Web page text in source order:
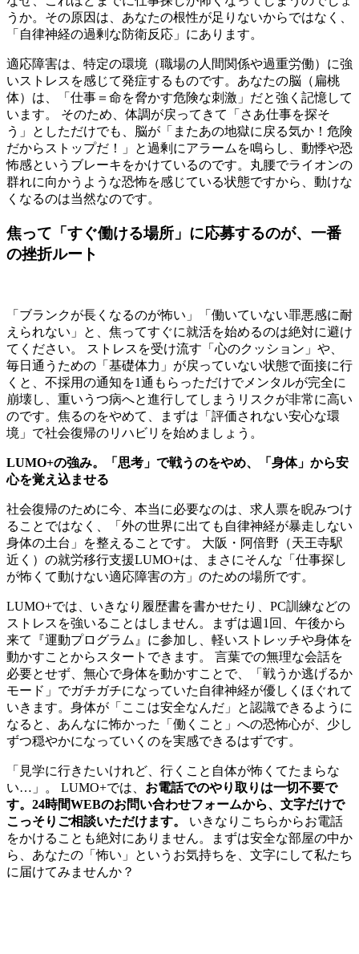
うか。その原因は、あなたの根性が足りないからではなく、
「自律神経の過剰な防衛反応」にあります。
適応障害は、特定の環境（職場の人間関係や過重労働）に強
いストレスを感じて発症するものです。あなたの脳（扁桃
体）は、「仕事＝命を脅かす危険な刺激」だと強く記憶して
います。 そのため、体調が戻ってきて「さあ仕事を探そ
う」としただけでも、脳が「またあの地獄に戻る気か！危険
だからストップだ！」と過剰にアラームを鳴らし、動悸や恐
怖感というブレーキをかけているのです。丸腰でライオンの
群れに向かうような恐怖を感じている状態ですから、動けな
くなるのは当然なのです。
焦って「すぐ働ける場所」に応募するのが、一番
の挫折ルート
「ブランクが長くなるのが怖い」「働いていない罪悪感に耐
えられない」と、焦ってすぐに就活を始めるのは絶対に避け
てください。 ストレスを受け流す「心のクッション」や、
毎日通うための「基礎体力」が戻っていない状態で面接に行
くと、不採用の通知を1通もらっただけでメンタルが完全に
崩壊し、重いうつ病へと進行してしまうリスクが非常に高い
のです。焦るのをやめて、まずは「評価されない安心な環
境」で社会復帰のリハビリを始めましょう。
LUMO+の強み。「思考」で戦うのをやめ、「身体」から安
心を覚え込ませる
社会復帰のために今、本当に必要なのは、求人票を睨みつけ
ることではなく、「外の世界に出ても自律神経が暴走しない
身体の土台」を整えることです。 大阪・阿倍野（天王寺駅
近く）の就労移行支援LUMO+は、まさにそんな「仕事探し
が怖くて動けない適応障害の方」のための場所です。
LUMO+では、いきなり履歴書を書かせたり、PC訓練などの
ストレスを強いることはしません。まずは週1回、午後から
来て『運動プログラム』に参加し、軽いストレッチや身体を
動かすことからスタートできます。 言葉での無理な会話を
必要とせず、無心で身体を動かすことで、「戦うか逃げるか
モード」でガチガチになっていた自律神経が優しくほぐれて
いきます。身体が「ここは安全なんだ」と認識できるように
なると、あんなに怖かった「働くこと」への恐怖心が、少し
ずつ穏やかになっていくのを実感できるはずです。
「見学に行きたいけれど、行くこと自体が怖くてたまらな
い…」。 LUMO+では、 お電話でのやり取りは一切不要で
す。24時間WEBのお問い合わせフォームから、文字だけで
こっそりご相談いただけます。
いきなりこちらからお電話
をかけることも絶対にありません。まずは安全な部屋の中か
ら、あなたの「怖い」というお気持ちを、文字にして私たち
に届けてみませんか？